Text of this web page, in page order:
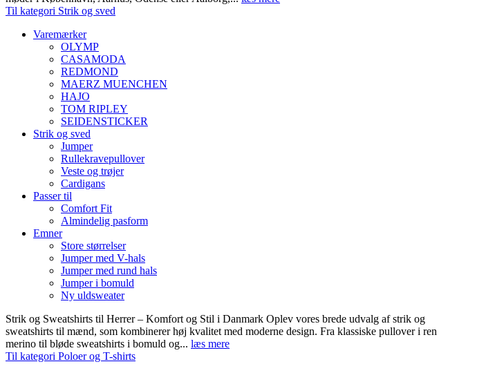
Til kategori Strik og sved
Varemærker
OLYMP
CASAMODA
REDMOND
MAERZ MUENCHEN
HAJO
TOM RIPLEY
SEIDENSTICKER
Strik og sved
Jumper
Rullekravepullover
Veste og trøjer
Cardigans
Passer til
Comfort Fit
Almindelig pasform
Emner
Store størrelser
Jumper med V-hals
Jumper med rund hals
Jumper i bomuld
Ny uldsweater
Strik og Sweatshirts til Herrer – Komfort og Stil i Danmark Oplev vores brede udvalg af strik og
sweatshirts til mænd, som kombinerer høj kvalitet med moderne design. Fra klassiske pullover i ren
merino til bløde sweatshirts i bomuld og... læs mere
Til kategori Poloer og T-shirts